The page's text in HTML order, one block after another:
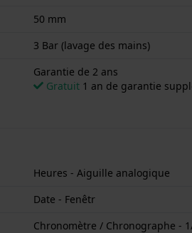
50 mm
3 Bar (lavage des mains)
Garantie de 2 ans
Gratuit 1 an de garantie
Heures - Aiguille analogique
Date - Fenêtr
Chronomètre / Chronographe -